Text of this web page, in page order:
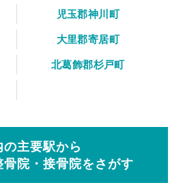
児玉郡神川町
大里郡寄居町
北葛飾郡杉戸町
主要駅から
院・接骨院をさがす